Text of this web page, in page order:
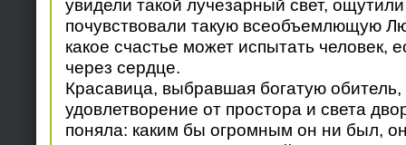
увидели такой лучезарный свет,
почувствовали такую всеобъемлющую
какое счастье может испытать человек,
через сердце.
Красавица, выбравшая богатую
удовлетворение от простора и света
поняла: каким бы огромным он ни был,